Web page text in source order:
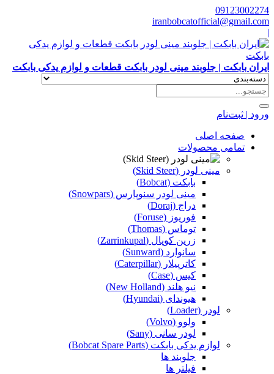
09123002274
iranbobcatofficial@gmail.com
|
ایران بابکت | جلوبند مینی لودر بابکت قطعات و لوازم یدکی بابکت
ورود | ثبت‌نام
صفحه اصلی
تمامی محصولات
مینی لودر (Skid Steer)
بابکت (Bobcat)
مینی لودر سنوپارس (Snowpars)
دراج (Doraj)
فوریوز (Foruse)
توماس (Thomas)
زرین کوپال (Zarrinkupal)
سانوارد (Sunward)
کاترپیلار (Caterpillar)
کیس (Case)
نیو هلند (New Holland)
هیوندای (Hyundai)
لودر (Loader)
ولوو (Volvo)
لودر سانی (Sany)
لوازم یدکی بابکت (Bobcat Spare Parts)
جلوبند ها
فیلتر ها